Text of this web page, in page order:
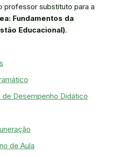
professor substituto para a
Fundamentos da
Educacional).
de Desempenho Didático
de Aula